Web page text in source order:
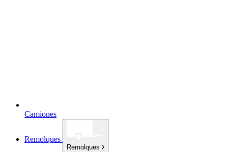
Camiones
Remolques
Remolques